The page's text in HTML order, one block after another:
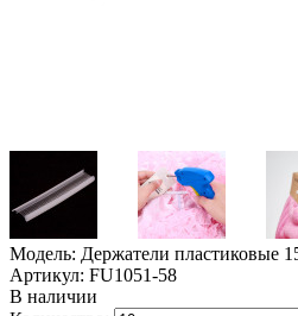
Модель: Держатели пластиковые
Артикул: FU1051-58
В наличии